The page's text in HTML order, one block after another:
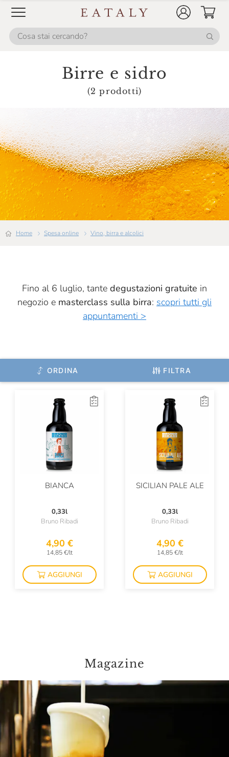
Birre e sidro
(2 prodotti)
Home Spesa online Vino, birra e alcolici
Fino al 6 luglio, tante degustazioni gratuite in
negozio e masterclass sulla birra: scopri tutti gli
appuntamenti >
ORDINA FILTRA
BIANCA
0,33l
Bruno Ribadi
4,90 €
14,85 €/lt
AGGIUNGI
SICILIAN PALE ALE
0,33l
Bruno Ribadi
4,90 €
14,85 €/lt
AGGIUNGI
Magazine